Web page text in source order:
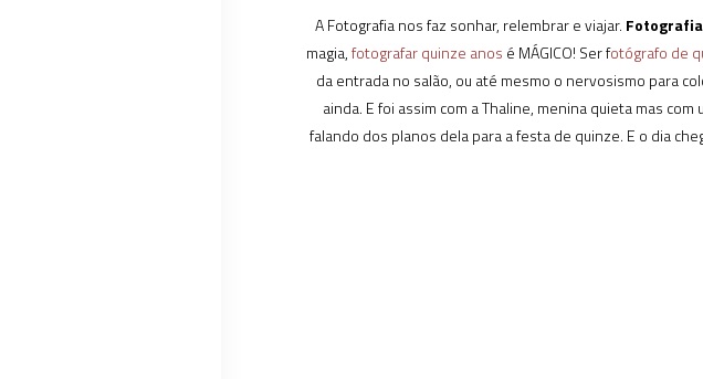
A Fotografia nos faz sonhar, relembrar e viajar. Fotografia
magia,fotografar quinze anos é MÁGICO! Ser fotógrafo de
da entrada no salão, ou até mesmo o nervosismo para
ainda. E foi assim com a Thaline, menina quieta mas
falando dos planos dela para a festa de quinze. E o dia